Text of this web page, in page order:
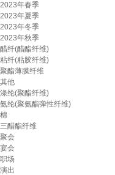
2023年春季
2023年夏季
2023年冬季
2023年秋季
醋纤(醋酯纤维)
粘纤(粘胶纤维)
聚酯薄膜纤维
其他
涤纶(聚酯纤维)
氨纶(聚氨酯弹性纤维)
棉
三醋酯纤维
聚会
宴会
职场
演出